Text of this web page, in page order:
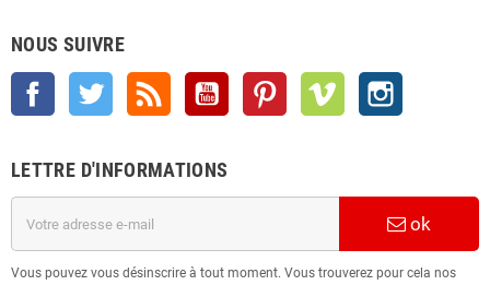
NOUS SUIVRE
Facebook Twitter YouTube Pinterest Vimeo
LETTRE D'INFORMATIONS
ok
Vous pouvez vous désinscrire à tout moment. Vous trouverez pour cela nos